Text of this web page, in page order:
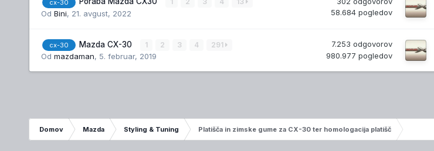
cx-30
Od Bini, 21. avgust, 2022
58.684 pogledov
cx-30 Mazda CX-30 1 2 3 4 291
Od mazdaman, 5. februar, 2019
7.253 odgovorov
980.977 pogledov
Domov Mazda Styling & Tuning Platišča in zimske gume za CX-30 ter homologacija platišč